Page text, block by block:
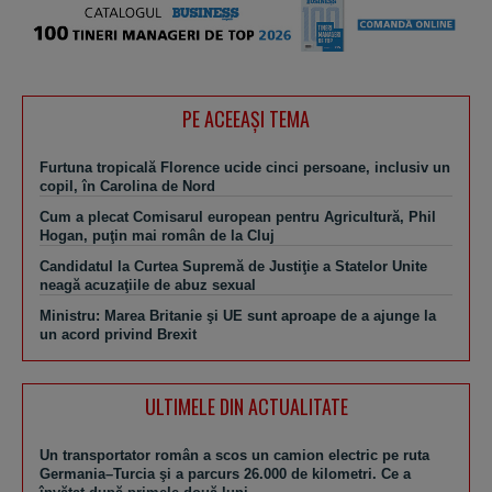
PE ACEEAŞI TEMA
Furtuna tropicală Florence ucide cinci persoane, inclusiv un
copil, în Carolina de Nord
Cum a plecat Comisarul european pentru Agricultură, Phil
Hogan, puţin mai român de la Cluj
Candidatul la Curtea Supremă de Justiţie a Statelor Unite
neagă acuzaţiile de abuz sexual
Ministru: Marea Britanie şi UE sunt aproape de a ajunge la
un acord privind Brexit
ULTIMELE DIN ACTUALITATE
Un transportator român a scos un camion electric pe ruta
Germania–Turcia şi a parcurs 26.000 de kilometri. Ce a